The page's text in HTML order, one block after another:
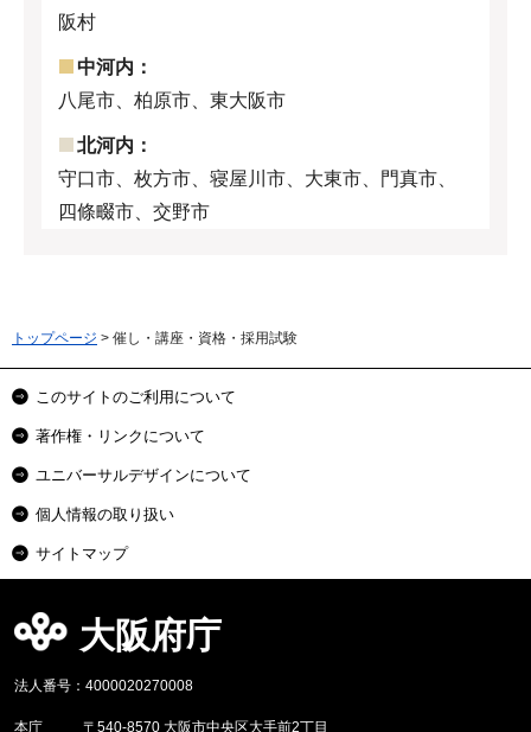
阪村
中河内：
八尾市、柏原市、東大阪市
北河内：
守口市、枚方市、寝屋川市、大東市、門真市、
四條畷市、交野市
トップページ > 催し・講座・資格・採用試験
このサイトのご利用について
著作権・リンクについて
ユニバーサルデザインについて
個人情報の取り扱い
サイトマップ
大阪府庁
法人番号：4000020270008
本庁 〒540-8570 大阪市中央区大手前2丁目